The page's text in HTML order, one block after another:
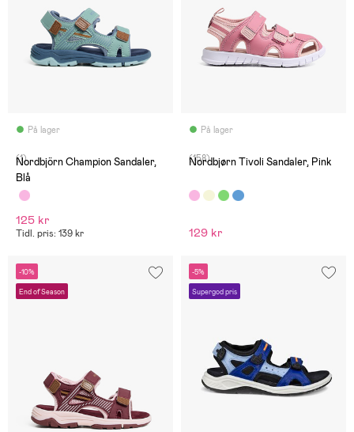
På lager
(1)
Nordbjörn Champion Sandaler,
Blå
125 kr
Tidl. pris: 139 kr
På lager
(158)
Nordbjørn Tivoli Sandaler, Pink
129 kr
-10%
End of Season
-5%
Supergod pris